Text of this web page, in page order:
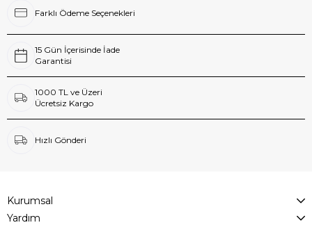
Farklı Ödeme Seçenekleri
15 Gün İçerisinde İade
Garantisi
1000 TL ve Üzeri
Ücretsiz Kargo
Hızlı Gönderi
Kurumsal
Yardım